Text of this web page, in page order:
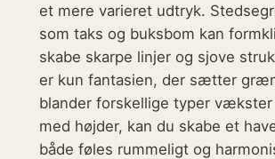
et mere varieret udtryk.
som taks og buksbom kan
skabe skarpe linjer og sjove
er kun fantasien, der sætter
blander forskellige typer vækster
med højder, kan du skabe et
både føles rummeligt og